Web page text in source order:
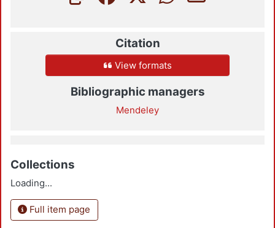
Citation
View formats
Bibliographic managers
Mendeley
Collections
Loading...
Full item page